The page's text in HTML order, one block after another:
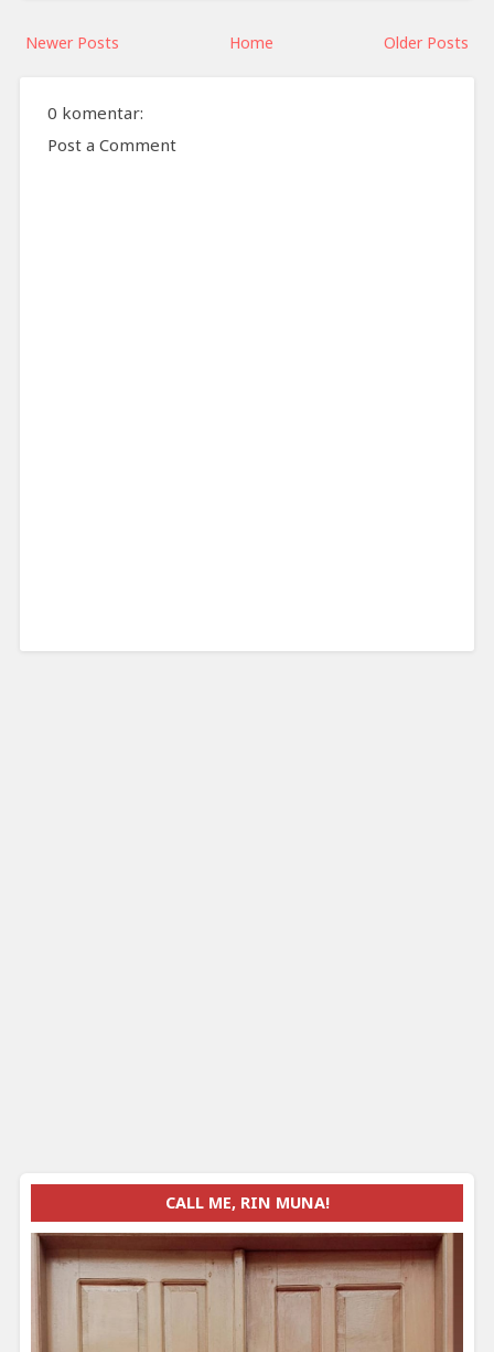
Newer Posts Older Posts
Home
0 komentar:
Post a Comment
CALL ME, RIN MUNA!